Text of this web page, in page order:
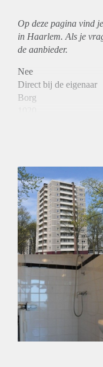
Op deze pagina vind
in Haarlem. Als je
de aanbieder.
Nee
Direct bij de eigenaar
Borg
Inkomen eis
3,2 X Maandhuur
Huurtermijn
Onbepaalde termijn
Oplevering
Kaal